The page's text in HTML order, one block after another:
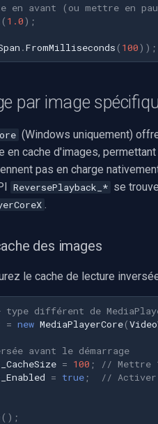
avant (ou mettre en
( 1.0);
.FromMilliseconds ( 100));
par image
(Windows uniquement)
cache d'images,
pas en charge
ReversePlayback_* se
.
des images
le cache de lecture
type différent de
= new MediaPlayerCore(
avant le démarrage
= 100 ;
// Mettre
= true ; //
();